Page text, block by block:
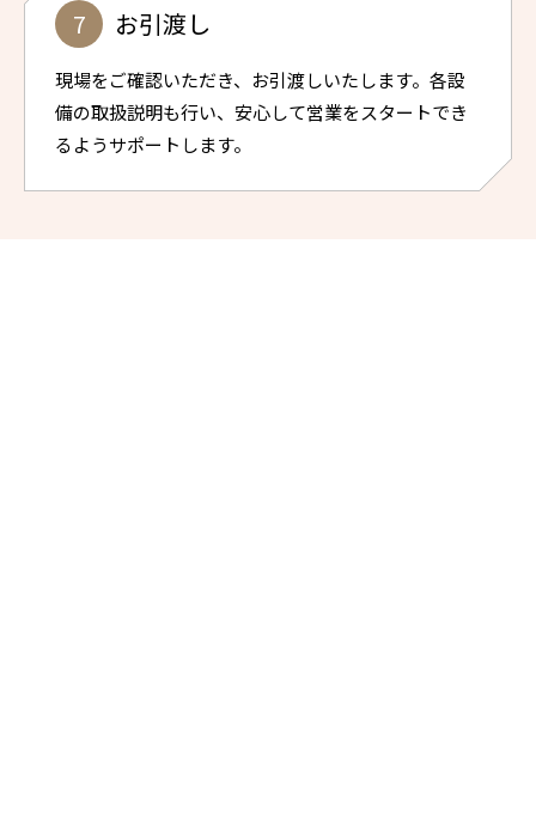
お引渡し
現場をご確認いただき、お引渡しいたします。各設
備の取扱説明も行い、安心して営業をスタートでき
るようサポートします。